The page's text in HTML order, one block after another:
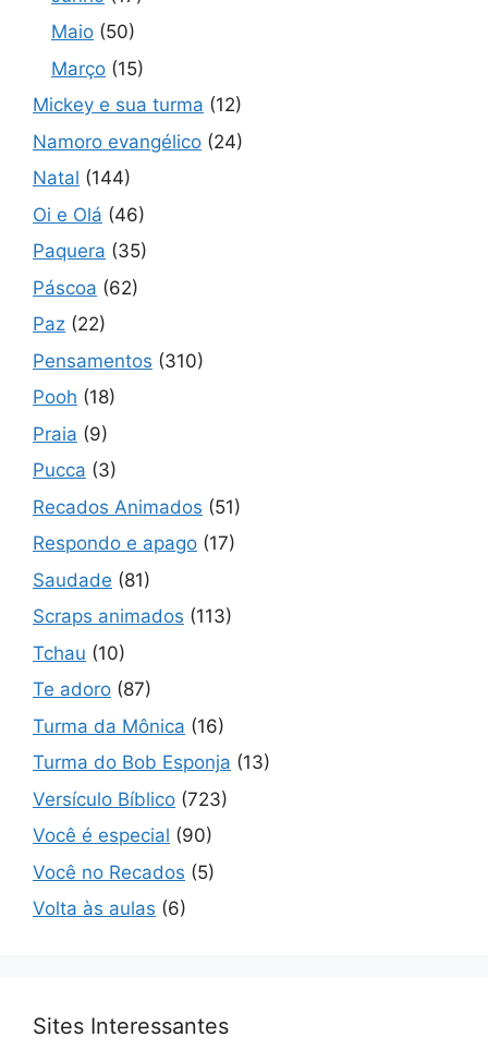
Maio (50)
Março (15)
Mickey e sua turma (12)
Namoro evangélico (24)
Natal (144)
Oi e Olá (46)
Paquera (35)
Páscoa (62)
Paz (22)
Pensamentos (310)
Pooh (18)
Praia (9)
Pucca (3)
Recados Animados (51)
Respondo e apago (17)
Saudade (81)
Scraps animados (113)
Tchau (10)
Te adoro (87)
Turma da Mônica (16)
Turma do Bob Esponja (13)
Versículo Bíblico (723)
Você é especial (90)
Você no Recados (5)
Volta às aulas (6)
Sites Interessantes